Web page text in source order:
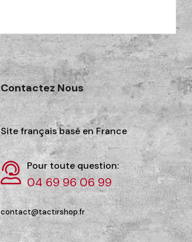
Contactez Nous
Site français basé en France
Pour toute question:
04 69 96 06 99
contact@tactirshop.fr